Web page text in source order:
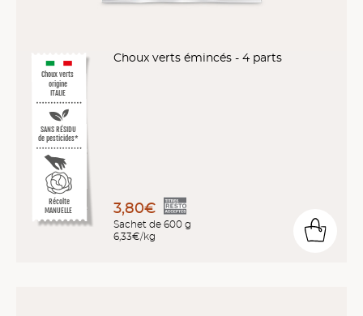
Choux verts
origine
ITALIE
SANS RÉSIDU
de pesticides*
Récolte
MANUELLE
Choux verts émincés - 4 parts
3,80€
Sachet de 600 g
6,33€/kg